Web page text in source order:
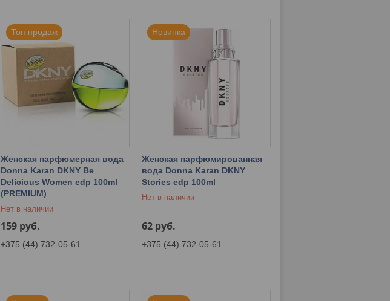
Топ продаж
Женская парфюмерная вода
Donna Karan DKNY Be
Delicious Women edp 100ml
(PREMIUM)
Нет в наличии
159 руб.
+375 (44) 732-05-61
Новинка
Женская парфюмированная
вода Donna Karan DKNY
Stories edp 100ml
Нет в наличии
62 руб.
+375 (44) 732-05-61